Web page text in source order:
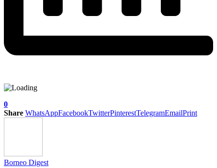
0
Share WhatsAppFacebookTwitterPinterestTelegramEmailPrint
Borneo Digest